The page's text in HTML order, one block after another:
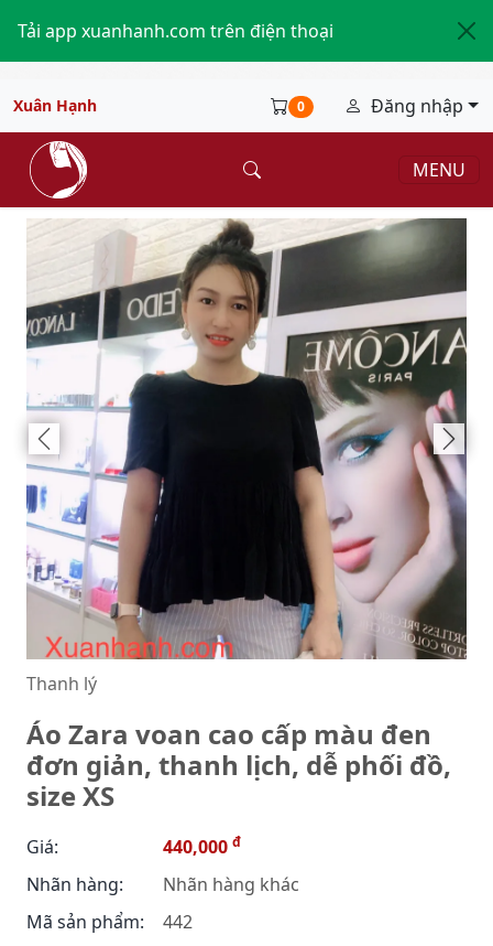
Tải app xuanhanh.com trên điện thoại
Xuân Hạnh 0 Đăng nhập
MENU
Thanh lý
Áo Zara voan cao cấp màu đen
đơn giản, thanh lịch, dễ phối đồ,
size XS
Giá: 440,000 đ
Nhãn hàng:
Nhãn hàng khác
Mã sản phẩm:
442